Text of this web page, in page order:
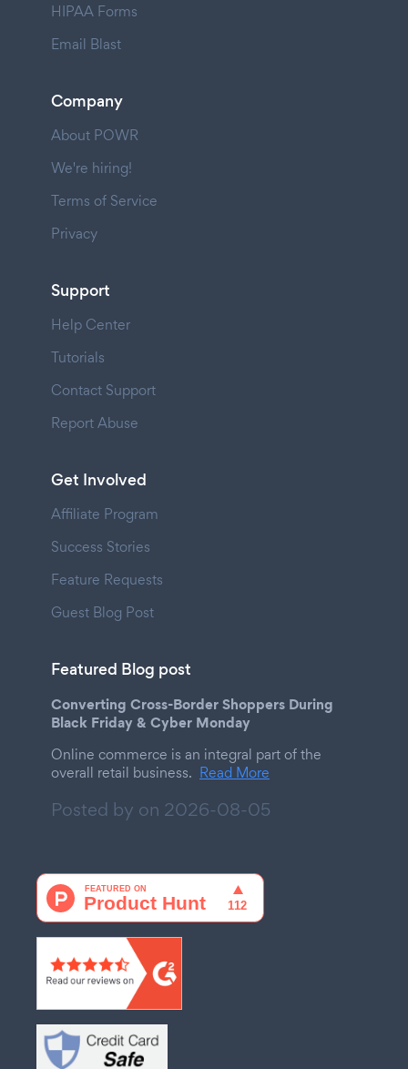
HIPAA Forms
Email Blast
Company
About POWR
We're hiring!
Terms of Service
Privacy
Support
Help Center
Tutorials
Contact Support
Report Abuse
Get Involved
Affiliate Program
Success Stories
Feature Requests
Guest Blog Post
Featured Blog post
Converting Cross-Border Shoppers During
Black Friday & Cyber Monday
Online commerce is an integral part of the
overall retail business. Read More
Posted by on 2026-08-05